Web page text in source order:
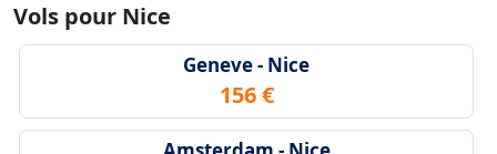
Vols pour Nice
Geneve - Nice
156 €